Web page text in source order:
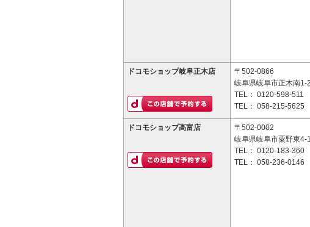
ドコモショップ岐阜正木店
〒502-0866
岐阜県岐阜市正木南1-
TEL： 0120-598-511
TEL： 058-215-5625
ドコモショップ高富店
〒502-0002
岐阜県岐阜市粟野東4-
TEL： 0120-183-360
TEL： 058-236-0146